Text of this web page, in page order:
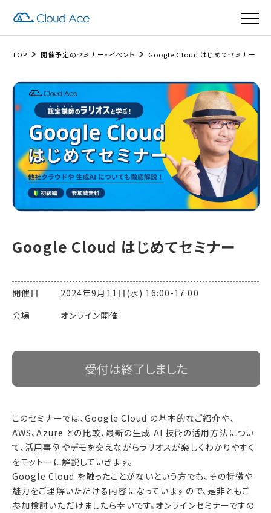
TOP 開催予定のセミナー・イベント Google Cloud はじめてセミナー
Google Cloud はじめてセミナー
開催日 2024年9月11日(水) 16:00-17:00
会場 オンライン開催
受付は終了しました
このセミナーでは、Google Cloud の基本的なご紹介や、
AWS、Azure との比較、最新の生成 AI 技術の活用方法につい
て、活用事例やデモを交えながらラリオスが楽しくわかりやすく
をモットーに解説していきます。
Google Cloud を触ったことがないという方でも、その特徴や
魅力をご理解いただける内容になっていますので、是非ともご
参加検討いただけましたら幸いです。オンラインセミナーですの